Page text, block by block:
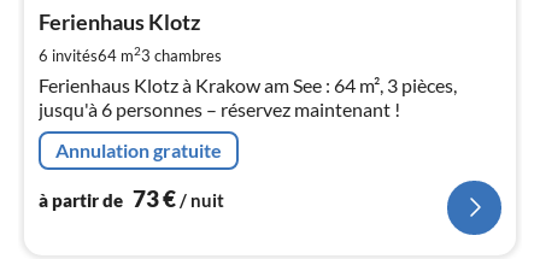
Ferienhaus Klotz
6 invités64 m23 chambres
Ferienhaus Klotz à Krakow am See : 64 m², 3 pièces,
jusqu'à 6 personnes – réservez maintenant !
Annulation gratuite
à partir de 73€ / nuit